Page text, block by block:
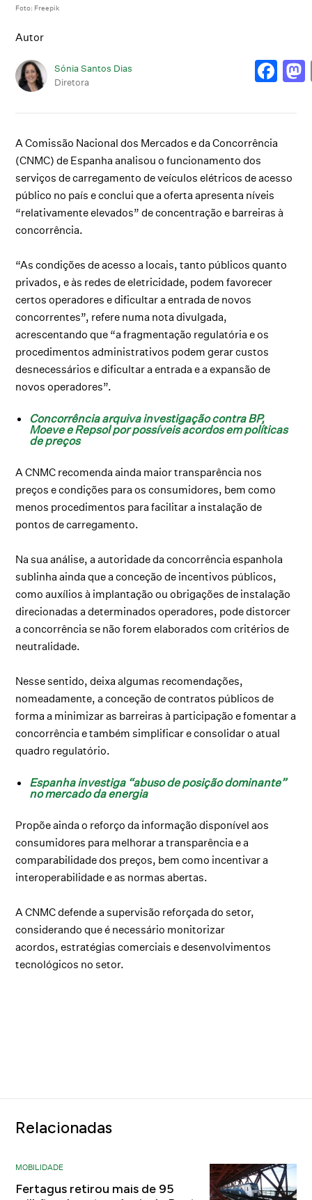
Foto: Freepik
Autor
Sónia Santos Dias
Diretora
A Comissão Nacional dos Mercados e da Concorrência
(CNMC) de Espanha analisou o funcionamento dos
serviços de carregamento de veículos elétricos de acesso
público no país e conclui que a oferta apresenta níveis
“relativamente elevados” de concentração e barreiras à
concorrência.
“As condições de acesso a locais, tanto públicos quanto
privados, e às redes de eletricidade, podem favorecer
certos operadores e dificultar a entrada de novos
concorrentes”, refere numa nota divulgada,
acrescentando que “a fragmentação regulatória e os
procedimentos administrativos podem gerar custos
desnecessários e dificultar a entrada e a expansão de
novos operadores”.
Concorrência arquiva investigação contra BP,
Moeve e Repsol por possíveis acordos em políticas
de preços
A CNMC recomenda ainda maior transparência nos
preços e condições para os consumidores, bem como
menos procedimentos para facilitar a instalação de
pontos de carregamento.
Na sua análise, a autoridade da concorrência espanhola
sublinha ainda que a conceção de incentivos públicos,
como auxílios à implantação ou obrigações de instalação
direcionadas a determinados operadores, pode distorcer
a concorrência se não forem elaborados com critérios de
neutralidade.
Nesse sentido, deixa algumas recomendações,
nomeadamente, a conceção de contratos públicos de
forma a minimizar as barreiras à participação e fomentar a
concorrência e também simplificar e consolidar o atual
quadro regulatório.
Espanha investiga “abuso de posição dominante”
no mercado da energia
Propõe ainda o reforço da informação disponível aos
consumidores para melhorar a transparência e a
comparabilidade dos preços, bem como incentivar a
interoperabilidade e as normas abertas.
A CNMC defende a supervisão reforçada do setor,
considerando que é necessário monitorizar
acordos, estratégias comerciais e desenvolvimentos
tecnológicos no setor.
Relacionadas
MOBILIDADE
Fertagus retirou mais de 95